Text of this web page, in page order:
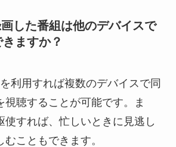
した番組は他のデバイスで
ますか？
利用すれば複数のデバイスで同
視聴することが可能です。ま
使すれば、忙しいときに見逃し
こともできます。